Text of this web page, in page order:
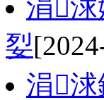
涓
姴
涓